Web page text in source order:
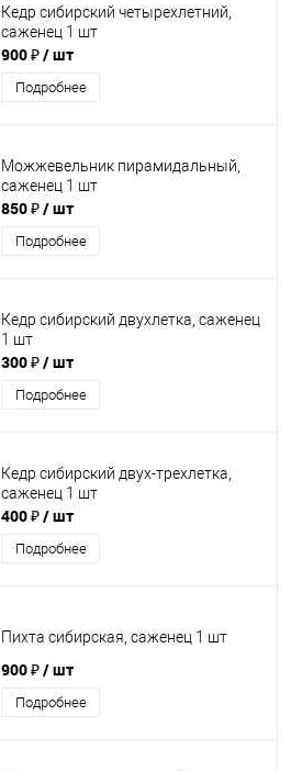
Кедр сибирский четырехлетний,
саженец 1 шт
900 ₽/ шт
Подробнее
Можжевельник пирамидальный,
саженец 1 шт
850 ₽/ шт
Подробнее
Кедр сибирский двухлетка, саженец
1 шт
300 ₽/ шт
Подробнее
Кедр сибирский двух-трехлетка,
саженец 1 шт
400 ₽/ шт
Подробнее
Пихта сибирская, саженец 1 шт
900 ₽/ шт
Подробнее